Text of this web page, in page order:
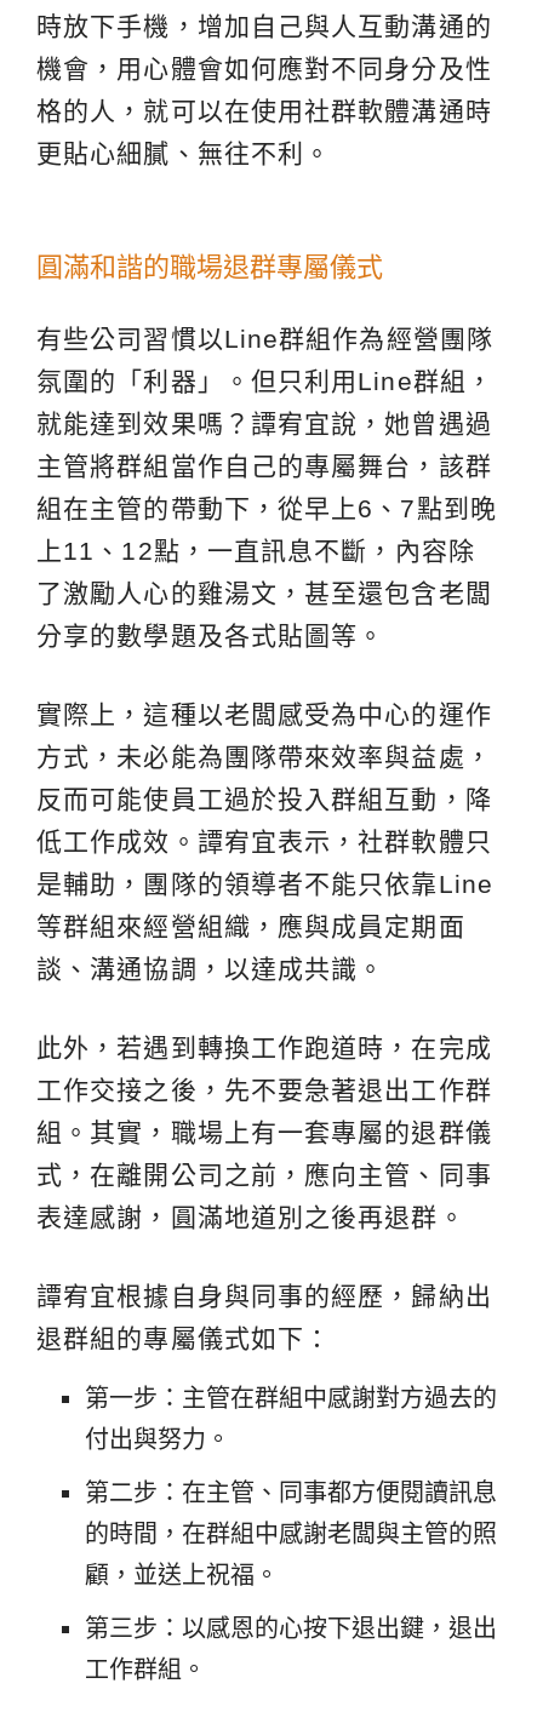
時放下手機，增加自己與人互動溝通的
機會，用心體會如何應對不同身分及性
格的人，就可以在使用社群軟體溝通時
更貼心細膩、無往不利。
圓滿和諧的職場退群專屬儀式
有些公司習慣以Line群組作為經營團隊
氛圍的「利器」。但只利用Line群組，
就能達到效果嗎？譚宥宜說，她曾遇過
主管將群組當作自己的專屬舞台，該群
組在主管的帶動下，從早上6、7點到晚
上11、12點，一直訊息不斷，內容除
了激勵人心的雞湯文，甚至還包含老闆
分享的數學題及各式貼圖等。
實際上，這種以老闆感受為中心的運作
方式，未必能為團隊帶來效率與益處，
反而可能使員工過於投入群組互動，降
低工作成效。譚宥宜表示，社群軟體只
是輔助，團隊的領導者不能只依靠Line
等群組來經營組織，應與成員定期面
談、溝通協調，以達成共識。
此外，若遇到轉換工作跑道時，在完成
工作交接之後，先不要急著退出工作群
組。其實，職場上有一套專屬的退群儀
式，在離開公司之前，應向主管、同事
表達感謝，圓滿地道別之後再退群。
譚宥宜根據自身與同事的經歷，歸納出
退群組的專屬儀式如下：
第一步：主管在群組中感謝對方過去的
付出與努力。
第二步：在主管、同事都方便閱讀訊息
的時間，在群組中感謝老闆與主管的照
顧，並送上祝福。
第三步：以感恩的心按下退出鍵，退出
工作群組。